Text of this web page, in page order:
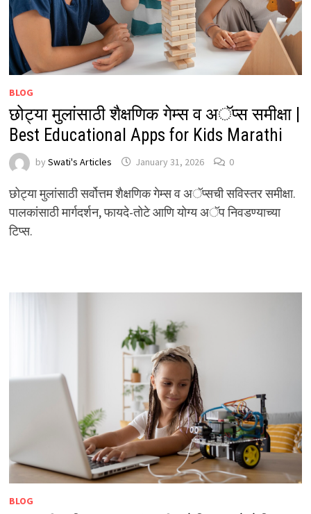
BLOG
छोट्या मुलांसाठी शैक्षणिक गेम्स व अॅप्स समीक्षा |
Best Educational Apps for Kids Marathi
by Swati's Articles January 31, 2026 0
छोट्या मुलांसाठी सर्वोत्तम शैक्षणिक गेम्स व अॅप्सची सविस्तर समीक्षा.
पालकांसाठी मार्गदर्शन, फायदे-तोटे आणि योग्य अॅप निवडण्याच्या
टिप्स.
BLOG